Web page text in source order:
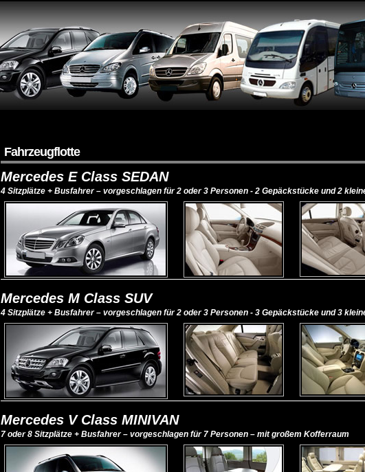
Fahrzeugflotte
Mercedes E Class SEDAN
4 Sitzplätze + Busfahrer – vorgeschlagen für 2 oder 3 Personen - 2 Gepäckstücke und 2
Mercedes M Class SUV
4 Sitzplätze + Busfahrer – vorgeschlagen für 2 oder 3 Personen - 3 Gepäckstücke und 3
Mercedes V Class MINIVAN
7 oder 8 Sitzplätze + Busfahrer – vorgeschlagen für 7 Personen – mit großem Kofferraum